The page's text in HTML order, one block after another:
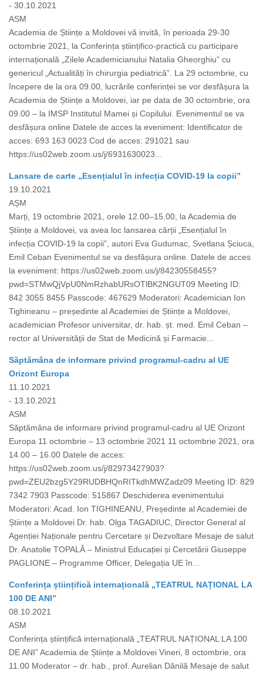
- 30.10.2021
ASM
Academia de Științe a Moldovei vă invită, în perioada 29-30
octombrie 2021, la Conferința științifico-practică cu participare
internațională „Zilele Academicianului Natalia Gheorghiu” cu
genericul „Actualități în chirurgia pediatrică”. La 29 octombrie, cu
începere de la ora 09.00, lucrările conferinței se vor desfășura la
Academia de Științe a Moldovei, iar pe data de 30 octombrie, ora
09.00 – la IMSP Institutul Mamei și Copilului. Evenimentul se va
desfășura online Datele de acces la eveniment: Identificator de
acces: 693 163 0023 Cod de acces: 291021 sau
https://us02web.zoom.us/j/6931630023...
Lansare de carte „Esențialul în infecția COVID-19 la copii”
19.10.2021
AȘM
Marți, 19 octombrie 2021, orele 12.00–15.00, la Academia de
Științe a Moldovei, va avea loc lansarea cărții „Esențialul în
infecția COVID-19 la copii”, autori Eva Gudumac, Svetlana Șciuca,
Emil Ceban Evenimentul se va desfășura online. Datele de acces
la eveniment: https://us02web.zoom.us/j/84230558455?
pwd=STMwQjVpU0NmRzhabURsOTlBK2NGUT09 Meeting ID:
842 3055 8455 Passcode: 467629 Moderatori: Academician Ion
Tighineanu – președinte al Academiei de Științe a Moldovei,
academician Profesor universitar, dr. hab. șt. med. Emil Ceban –
rector al Universității de Stat de Medicină și Farmacie...
Săptămâna de informare privind programul-cadru al UE
Orizont Europa
11.10.2021
- 13.10.2021
ASM
Săptămâna de informare privind programul-cadru al UE Orizont
Europa 11 octombrie – 13 octombrie 2021 11 octombrie 2021, ora
14.00 – 16.00 Datele de acces:
https://us02web.zoom.us/j/82973427903?
pwd=ZEU2bzg5Y29RUDBHQnRITkdhMWZadz09 Meeting ID: 829
7342 7903 Passcode: 515867 Deschiderea evenimentului
Moderatori: Acad. Ion TIGHINEANU, Președinte al Academiei de
Științe a Moldovei Dr. hab. Olga TAGADIUC, Director General al
Agenției Naționale pentru Cercetare și Dezvoltare Mesaje de salut
Dr. Anatolie TOPALĂ – Ministrul Educației și Cercetării Giuseppe
PAGLIONE – Programme Officer, Delegația UE în...
Conferința științifică internațională „TEATRUL NAȚIONAL LA
100 DE ANI”
08.10.2021
ASM
Conferința științifică internațională „TEATRUL NAȚIONAL LA 100
DE ANI” Academia de Științe a Moldovei Vineri, 8 octombrie, ora
11.00 Moderator – dr. hab., prof. Aurelian Dănilă Mesaje de salut